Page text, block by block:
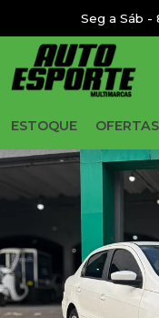
Seg a Sáb -
ESTOQUE OFERTAS